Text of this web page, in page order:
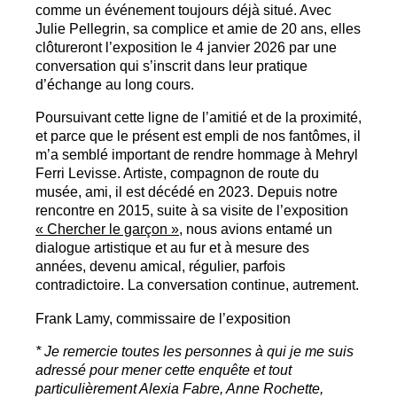
comme un événement toujours déjà situé. Avec
Julie Pellegrin, sa complice et amie de 20 ans, elles
clôtureront l’exposition le 4 janvier 2026 par une
conversation qui s’inscrit dans leur pratique
d’échange au long cours.
Poursuivant cette ligne de l’amitié et de la proximité,
et parce que le présent est empli de nos fantômes, il
m’a semblé important de rendre hommage à Mehryl
Ferri Levisse. Artiste, compagnon de route du
musée, ami, il est décédé en 2023. Depuis notre
rencontre en 2015, suite à sa visite de l’exposition
« Chercher le garçon », nous avions entamé un
dialogue artistique et au fur et à mesure des
années, devenu amical, régulier, parfois
contradictoire. La conversation continue, autrement.
Frank Lamy, commissaire de l’exposition
* Je remercie toutes les personnes à qui je me suis
adressé pour mener cette enquête et tout
particulièrement Alexia Fabre, Anne Rochette,